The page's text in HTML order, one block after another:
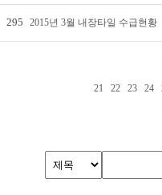
295 2015년 3월 내장타일 수급현황
21 22 23 24